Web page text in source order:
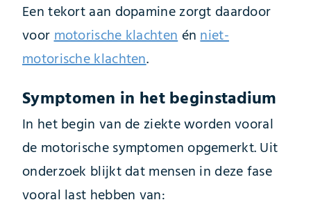
Een tekort aan dopamine zorgt daardoor
voormotorische klachtenénniet-
motorische klachten.
Symptomen in het beginstadium
In het begin van de ziekte worden vooral
de motorische symptomen opgemerkt. Uit
onderzoek blijkt dat mensen in deze fase
vooral last hebben van: